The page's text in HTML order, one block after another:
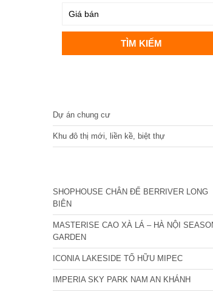
Dự án chung cư
Khu đô thị mới, liền kề, biệt thự
SHOPHOUSE CHÂN ĐẾ BERRIVER LONG
BIÊN
MASTERISE CAO XÀ LÁ – HÀ NỘI
GARDEN
ICONIA LAKESIDE TỐ HỮU MIPEC
IMPERIA SKY PARK NAM AN KHÁNH